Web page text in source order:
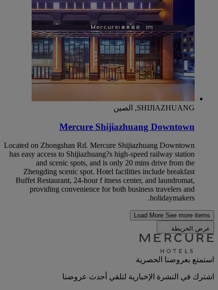
SHIJIAZHUANG, الصين
Mercure Shijiazhuang Downtown
Located on Zhongshan Rd. Mercure Shijiazhuang Downtown
has easy access to Shijiazhuang?s high-speed railway station
and scenic spots, and is only 20 mins drive from the
Zhengding scenic spot. Hotel facilities include breakfast
Buffet Restaurant, 24-hour f itness center, and laundromat,
providing convenience for both business travelers and
holidaymakers.
Load More See more items
عرض الخريطة
استمتع بعروضنا الحصرية
اشترك في النشرة الإخبارية لتلقي أحدث عروضنا